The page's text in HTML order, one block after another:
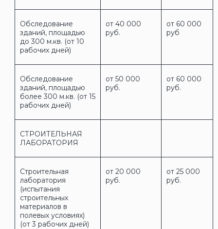
Обследование
зданий, площадью
до 300 м.кв. (от 10
рабочих дней)
от 40 000
руб.
от 60 000
руб
Обследование
зданий, площадью
более 300 м.кв. (от 15
рабочих дней)
от 50 000
руб.
от 60 000
руб.
СТРОИТЕЛЬНАЯ
ЛАБОРАТОРИЯ
Строительная
лаборатория
(испытания
строительных
материалов в
полевых условиях)
(от 3 рабочих дней)
от 20 000
руб.
от 25 000
руб.